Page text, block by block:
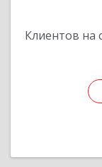
Клиентов на